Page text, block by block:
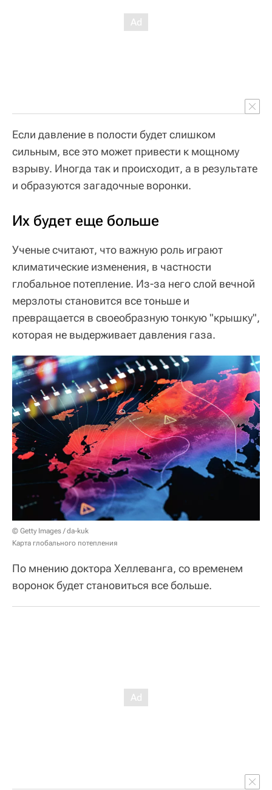
Если давление в полости будет слишком
сильным, все это может привести к мощному
взрыву. Иногда так и происходит, а в результате
и образуются загадочные воронки.
Их будет еще больше
Ученые считают, что важную роль играют
климатические изменения, в частности
глобальное потепление. Из-за него слой вечной
мерзлоты становится все тоньше и
превращается в своеобразную тонкую "крышку",
которая не выдерживает давления газа.
© Getty Images / da-kuk
Карта глобального потепления
По мнению доктора Хеллеванга, со временем
воронок будет становиться все больше.